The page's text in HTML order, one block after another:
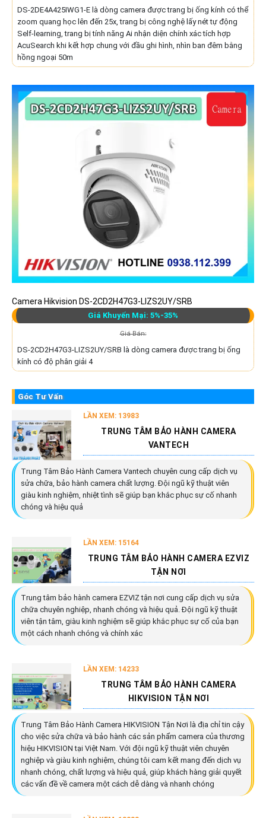
DS-2DE4A425IWG1-E là dòng camera được trang bị ống kính có thể
zoom quang học lên đến 25x, trang bị công nghệ lấy nét tự động
Self-learning, trang bị tính năng Ai nhận diện chính xác tích hợp
AcuSearch khi kết hợp chung với đầu ghi hình, nhìn ban đêm bằng
hồng ngoại 50m
Camera Hikvision DS-2CD2H47G3-LIZS2UY/SRB
Giá Khuyến Mại: 5%-35%
Giá Bán:
DS-2CD2H47G3-LIZS2UY/SRB là dòng camera được trang bị ống
kính có độ phân giải 4
Góc Tư Vấn
LẦN XEM: 13983
TRUNG TÂM BẢO HÀNH CAMERA
VANTECH
Trung Tâm Bảo Hành Camera Vantech chuyên cung cấp dịch vụ
sửa chữa, bảo hành camera chất lượng. Đội ngũ kỹ thuật viên
giàu kinh nghiệm, nhiệt tình sẽ giúp bạn khắc phục sự cố nhanh
chóng và hiệu quả
LẦN XEM: 15164
TRUNG TÂM BẢO HÀNH CAMERA EZVIZ
TẬN NƠI
Trung tâm bảo hành camera EZVIZ tận nơi cung cấp dịch vụ sửa
chữa chuyên nghiệp, nhanh chóng và hiệu quả. Đội ngũ kỹ thuật
viên tận tâm, giàu kinh nghiệm sẽ giúp khắc phục sự cố của bạn
một cách nhanh chóng và chính xác
LẦN XEM: 14233
TRUNG TÂM BẢO HÀNH CAMERA
HIKVISION TẬN NƠI
Trung Tâm Bảo Hành Camera HIKVISION Tận Nơi là địa chỉ tin cậy
cho việc sửa chữa và bảo hành các sản phẩm camera của thương
hiệu HIKVISION tại Việt Nam. Với đội ngũ kỹ thuật viên chuyên
nghiệp và giàu kinh nghiệm, chúng tôi cam kết mang đến dịch vụ
nhanh chóng, chất lượng và hiệu quả, giúp khách hàng giải quyết
các vấn đề về camera một cách dễ dàng và nhanh chóng